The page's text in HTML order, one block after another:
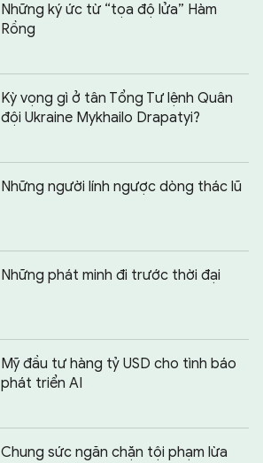
Những ký ức từ “tọa độ lửa” Hàm
Rồng
Kỳ vọng gì ở tân Tổng Tư lệnh Quân
đội Ukraine Mykhailo Drapatyi?
Những người lính ngược dòng thác lũ
Những phát minh đi trước thời đại
Mỹ đầu tư hàng tỷ USD cho tình báo
phát triển AI
Chung sức ngăn chặn tội phạm lừa